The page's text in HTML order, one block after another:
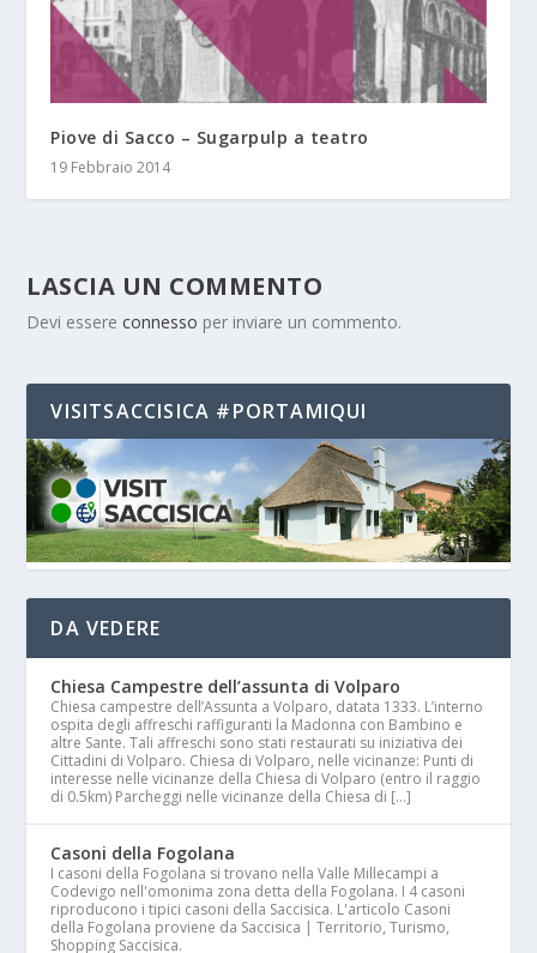
Piove di Sacco – Sugarpulp a teatro
19 Febbraio 2014
LASCIA UN COMMENTO
Devi essereconnesso per inviare un commento.
VISITSACCISICA #PORTAMIQUI
DA VEDERE
Chiesa Campestre dell’assunta di Volparo
Chiesa campestre dell’Assunta a Volparo, datata 1333. L’interno
ospita degli affreschi raffiguranti la Madonna con Bambino e
altre Sante. Tali affreschi sono stati restaurati su iniziativa dei
Cittadini di Volparo. Chiesa di Volparo, nelle vicinanze: Punti di
interesse nelle vicinanze della Chiesa di Volparo (entro il raggio
di 0.5km) Parcheggi nelle vicinanze della Chiesa di […]
Casoni della Fogolana
I casoni della Fogolana si trovano nella Valle Millecampi a
Codevigo nell'omonima zona detta della Fogolana. I 4 casoni
riproducono i tipici casoni della Saccisica. L'articolo Casoni
della Fogolana proviene da Saccisica | Territorio, Turismo,
Shopping Saccisica.